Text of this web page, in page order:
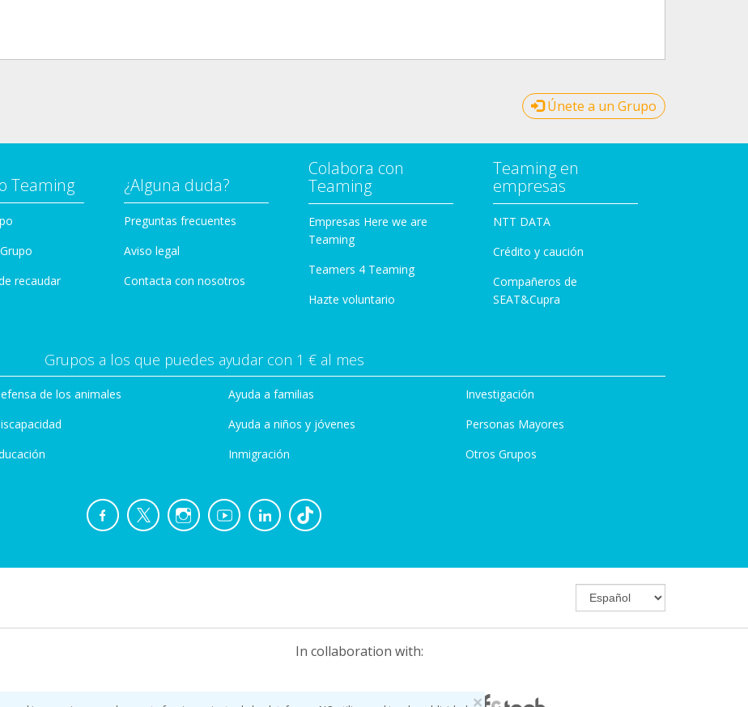
×
Únete a un Grupo
Teaming
recaudar
¿Alguna duda?
Preguntas frecuentes
Aviso legal
Contacta con nosotros
Colabora con
Teaming
Empresas Here we are
Teaming
Teamers 4 Teaming
Hazte voluntario
Teaming en
empresas
NTT DATA
Crédito y caución
Compañeros de
SEAT&Cupra
Grupos a los que puedes ayudar con 1 € al mes
de los animales
Ayuda a familias
Ayuda a niños y jóvenes
Inmigración
Investigación
Personas Mayores
Otros Grupos
In collaboration with: